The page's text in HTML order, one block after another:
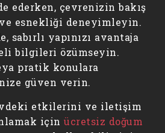
ederken, çevrenizin bakış
ve esnekliği deneyimleyin.
sabırlı yapınızı avantaja
bilgileri özümseyin.
pratik konulara
güven verin.
etkilerini ve iletişim
içinücretsiz doğum